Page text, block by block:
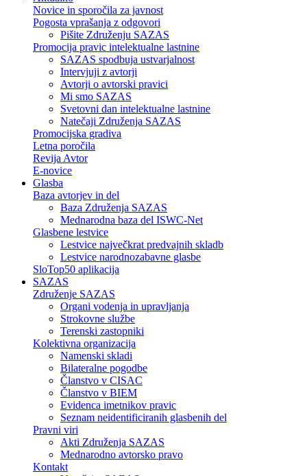
Novice in sporočila za javnost
Pogosta vprašanja z odgovori
Pišite Združenju SAZAS
Promocija pravic intelektualne lastnine
SAZAS spodbuja ustvarjalnost
Intervjuji z avtorji
Avtorji o avtorski pravici
Mi smo SAZAS
Svetovni dan intelektualne lastnine
Natečaji Združenja SAZAS
Promocijska gradiva
Letna poročila
Revija Avtor
E-novice
Glasba
Baza avtorjev in del
Baza Združenja SAZAS
Mednarodna baza del ISWC-Net
Glasbene lestvice
Lestvice največkrat predvajnih skladb
Lestvice narodnozabavne glasbe
SloTop50 aplikacija
SAZAS
Združenje SAZAS
Organi vodenja in upravljanja
Strokovne službe
Terenski zastopniki
Kolektivna organizacija
Namenski skladi
Bilateralne pogodbe
Članstvo v CISAC
Članstvo v BIEM
Evidenca imetnikov pravic
Seznam neidentificiranih glasbenih del
Pravni viri
Akti Združenja SAZAS
Mednarodno avtorsko pravo
Kontakt